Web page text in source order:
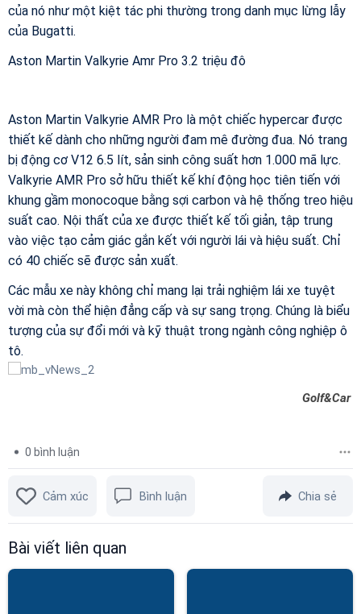
của nó như một kiệt tác phi thường trong danh mục lừng lẫy
của Bugatti.
Aston Martin Valkyrie Amr Pro 3.2 triệu đô
Aston Martin Valkyrie AMR Pro là một chiếc hypercar được
thiết kế dành cho những người đam mê đường đua. Nó trang
bị động cơ V12 6.5 lít, sản sinh công suất hơn 1.000 mã lực.
Valkyrie AMR Pro sở hữu thiết kế khí động học tiên tiến với
khung gầm monocoque bằng sợi carbon và hệ thống treo hiệu
suất cao. Nội thất của xe được thiết kế tối giản, tập trung
vào việc tạo cảm giác gắn kết với người lái và hiệu suất. Chỉ
có 40 chiếc sẽ được sản xuất.
Các mẫu xe này không chỉ mang lại trải nghiệm lái xe tuyệt
vời mà còn thể hiện đẳng cấp và sự sang trọng. Chúng là biểu
tượng của sự đổi mới và kỹ thuật trong ngành công nghiệp ô
tô.
Golf&Car
0 bình luận
Cảm xúc Bình luận Chia sẻ
Bài viết liên quan